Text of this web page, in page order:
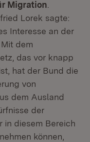
Migration
Lorek sagte:
Interesse an der
dem
das vor knapp
hat der Bund die
von
dem Ausland
der
in diesem Bereich
können,